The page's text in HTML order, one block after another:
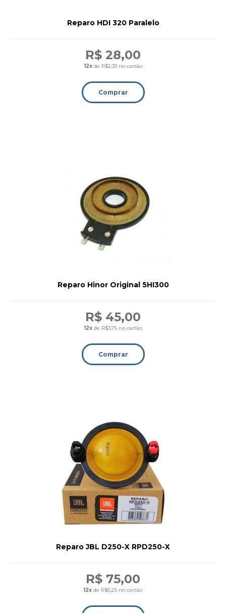
Reparo HDI 320 Paralelo
R$ 28,00
12xde R$2,33 no cartão
Comprar
Reparo Hinor Original 5HI300
R$ 45,00
12xde R$3,75 no cartão
Comprar
Reparo JBL D250-X RPD250-X
R$ 75,00
12x de R$6,25 no cartão